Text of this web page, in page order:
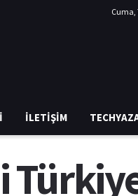
Cuma,
İLETIŞIM